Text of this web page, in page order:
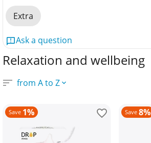
Relaxation and wellbeing
from A to Z
Save 1% Save 8%
Extra
Ask a question